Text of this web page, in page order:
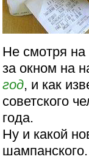
Не смотря на
за окном на
год, и как
советского
года.
Ну и какой